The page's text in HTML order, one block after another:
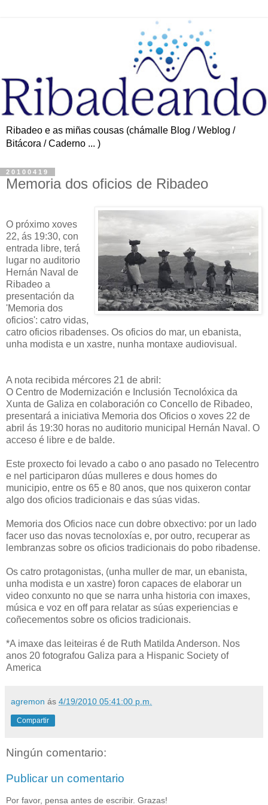
Ribadeo e as miñas cousas (chámalle Blog / Weblog /
Bitácora / Caderno ... )
20100419
Memoria dos oficios de Ribadeo
O próximo xoves
22, ás 19:30, con
entrada libre, terá
lugar no auditorio
Hernán Naval de
Ribadeo a
presentación da
'Memoria dos
oficios': catro vidas,
catro oficios ribadenses. Os oficios do mar, un ebanista,
unha modista e un xastre, nunha montaxe audiovisual.
A nota recibida mércores 21 de abril:
O Centro de Modernización e Inclusión Tecnolóxica da
Xunta de Galiza en colaboración co Concello de Ribadeo,
presentará a iniciativa Memoria dos Oficios o xoves 22 de
abril ás 19:30 horas no auditorio municipal Hernán Naval. O
acceso é libre e de balde.
Este proxecto foi levado a cabo o ano pasado no Telecentro
e nel participaron dúas mulleres e dous homes do
municipio, entre os 65 e 80 anos, que nos quixeron contar
algo dos oficios tradicionais e das súas vidas.
Memoria dos Oficios nace cun dobre obxectivo: por un lado
facer uso das novas tecnoloxías e, por outro, recuperar as
lembranzas sobre os oficios tradicionais do pobo ribadense.
Os catro protagonistas, (unha muller de mar, un ebanista,
unha modista e un xastre) foron capaces de elaborar un
video conxunto no que se narra unha historia con imaxes,
música e voz en off para relatar as súas experiencias e
coñecementos sobre os oficios tradicionais.
*A imaxe das leiteiras é de Ruth Matilda Anderson. Nos
anos 20 fotografou Galiza para a Hispanic Society of
America
agremon ás 4/19/2010 05:41:00 p.m.
Compartir
Ningún comentario:
Publicar un comentario
Por favor, pensa antes de escribir. Grazas!